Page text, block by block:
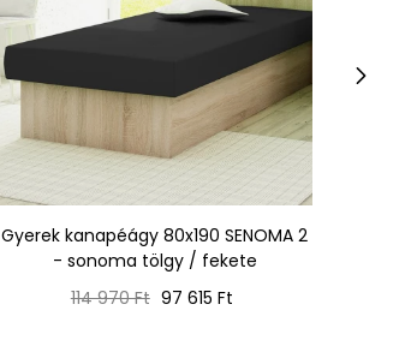
Gyerek kanapéágy 80x190 SENOMA 2
- sonoma tölgy / fekete
Normál
114 970 Ft Ár
97 615 Ft